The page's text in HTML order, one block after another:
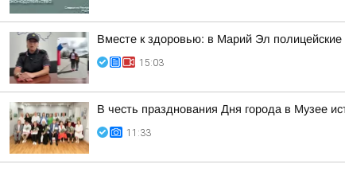
Вместе к здоровью: в Марий Эл
15:03
В честь празднования Дня города в Музее
11:33